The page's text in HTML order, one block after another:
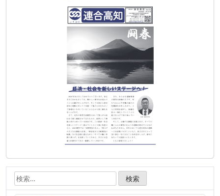
検
索: